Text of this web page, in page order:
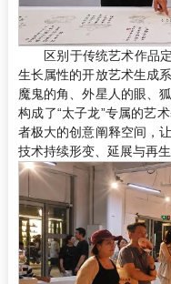
区别于传统艺术作品
生长属性的开放艺术生成
魔鬼的角、外星人的眼、
构成了“太子龙”专属的艺
者极大的创意阐释空间，
技术持续形变、延展与再生